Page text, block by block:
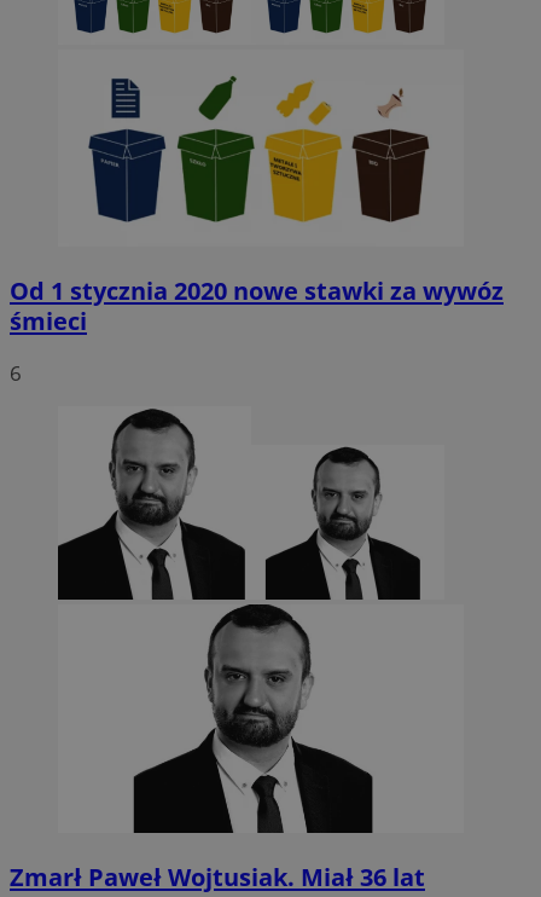
Od 1 stycznia 2020 nowe stawki za wywóz
śmieci
6
Zmarł Paweł Wojtusiak. Miał 36 lat
Niezbędne pliki cookie umożliwiają korzystanie z podstawowych
ze strony internetowej.
Nazwa
Provider/
Domena
SessID
sosnowiecki.pl
euds
VISITOR_PRIVACY_METADATA
Google Privacy Policy